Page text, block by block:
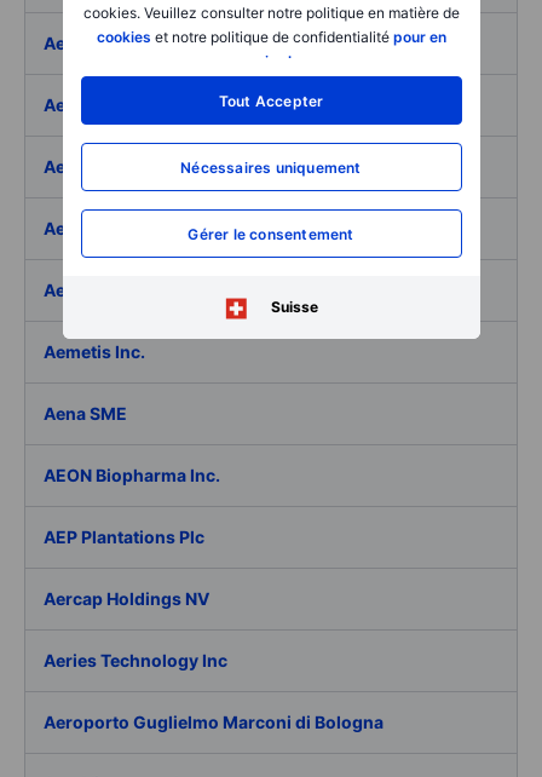
cookies. Veuillez consulter notre politique en matière de
cookies et notre politique de confidentialité pour en
savoir plus
Tout Accepter
Nécessaires uniquement
Gérer le consentement
Suisse
Aeffe
Aegon Ltd
Aegon Ltd. - ADR
Aehr Test Systems
Aeluma Inc.
Aemetis Inc.
Aena SME
AEON Biopharma Inc.
AEP Plantations Plc
Aercap Holdings NV
Aeries Technology Inc
Aeroporto Guglielmo Marconi di Bologna